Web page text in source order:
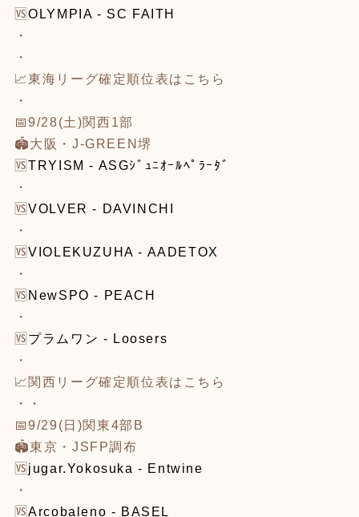
🆚OLYMPIA - SC FAITH
・
・
📈東海リーグ確定順位表は こちら
・
📅9/28(土)関西1部
🏟大阪・J-GREEN堺
🆚TRYISM - ASGｼﾞｭﾆｵｰﾙﾍﾟﾗｰﾀﾞ
・
🆚VOLVER - DAVINCHI
・
🆚VIOLEKUZUHA - AADETOX
・
🆚 NewSPO - PEACH
・
🆚 プラムワン - Loosers
・
📈関西リーグ確定順位表は こちら
・・
📅9/29(日)関東4部B
🏟東京・JSFP調布
🆚 jugar.Yokosuka - Entwine
・
🆚Arcobaleno - BASEL